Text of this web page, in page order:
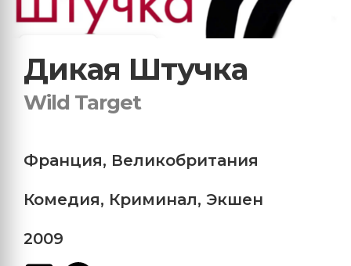
Дикая Штучка
Wild Target
Франция, Великобритания
Комедия, Криминал, Экшен
2009